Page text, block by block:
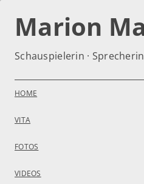
springen
Marion
Schauspielerin ·
HOME
VITA
FOTOS
VIDEOS